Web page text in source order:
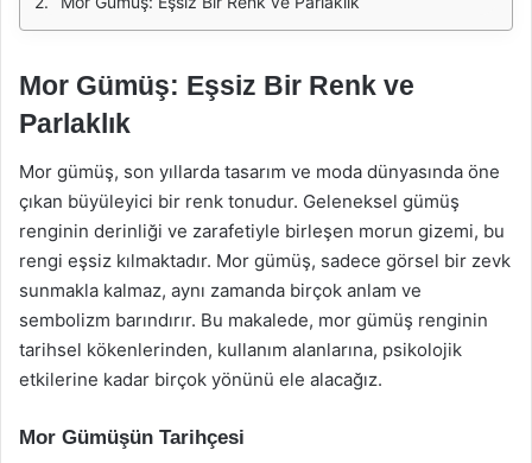
Mor Gümüş: Eşsiz Bir Renk ve
Parlaklık
Mor gümüş, son yıllarda tasarım ve moda dünyasında öne
çıkan büyüleyici bir renk tonudur. Geleneksel gümüş
renginin derinliği ve zarafetiyle birleşen morun gizemi, bu
rengi eşsiz kılmaktadır. Mor gümüş, sadece görsel bir zevk
sunmakla kalmaz, aynı zamanda birçok anlam ve
sembolizm barındırır. Bu makalede, mor gümüş renginin
tarihsel kökenlerinden, kullanım alanlarına, psikolojik
etkilerine kadar birçok yönünü ele alacağız.
Mor Gümüşün Tarihçesi